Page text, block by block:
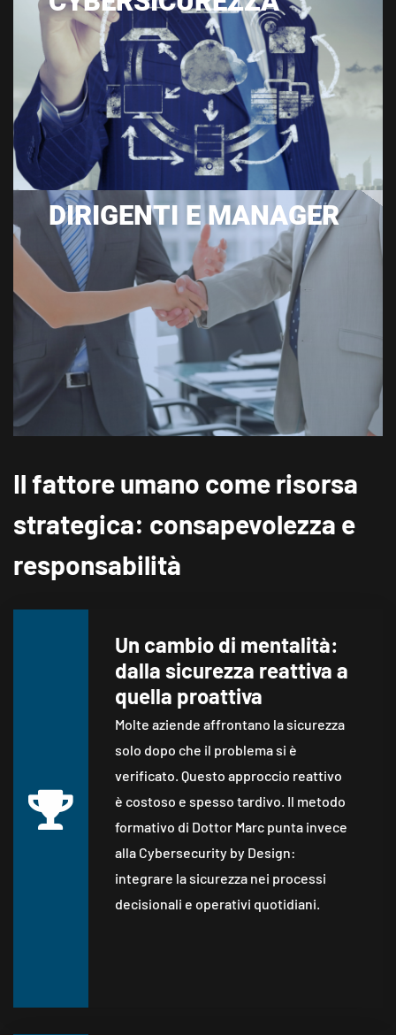
DIRIGENTI E MANAGER
Il fattore umano come risorsa
strategica: consapevolezza e
responsabilità
Un cambio di mentalità:
dalla sicurezza reattiva a
quella proattiva
Molte aziende affrontano la sicurezza
solo dopo che il problema si è
verificato. Questo approccio reattivo
è costoso e spesso tardivo. Il metodo
formativo di Dottor Marc punta invece
alla Cybersecurity by Design:
integrare la sicurezza nei processi
decisionali e operativi quotidiani.